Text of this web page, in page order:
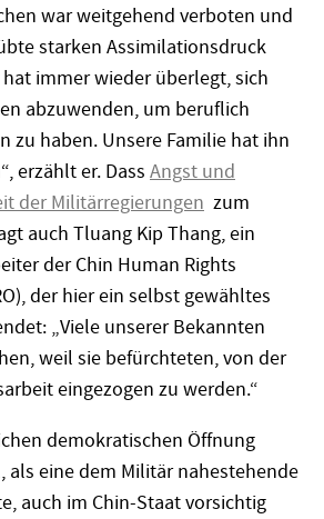
war weitgehend verboten und
starken Assimilationsdruck
hat immer wieder überlegt, sich
abzuwenden, um beruflich
zu haben. Unsere Familie hat ihn
erzählt er. Dass Angst und
der Militärregierungen zum
auch Tluang Kip Thang, ein
der Chin Human Rights
der hier ein selbst gewähltes
„Viele unserer Bekannten
weil sie befürchteten, von der
eingezogen zu werden.“
demokratischen Öffnung
als eine dem Militär nahestehende
auch im Chin-Staat vorsichtig